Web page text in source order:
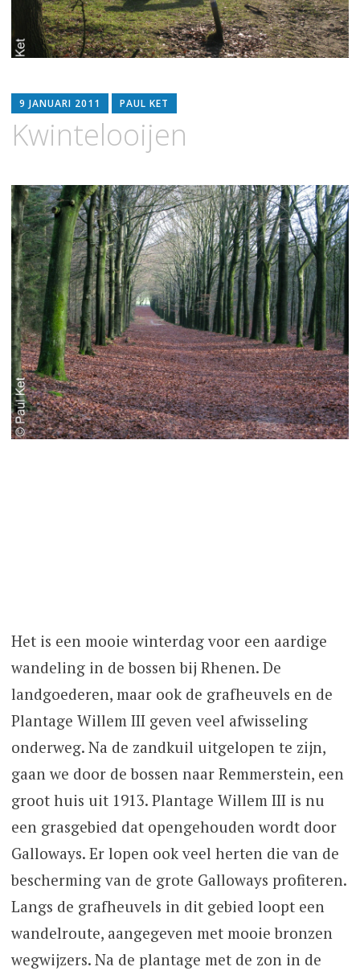
9 JANUARI 2011 PAUL KET
Kwintelooijen
Het is een mooie winterdag voor een aardige
wandeling in de bossen bij Rhenen. De
landgoederen, maar ook de grafheuvels en de
Plantage Willem III geven veel afwisseling
onderweg. Na de zandkuil uitgelopen te zijn,
gaan we door de bossen naar Remmerstein, een
groot huis uit 1913. Plantage Willem III is nu
een grasgebied dat opengehouden wordt door
Galloways. Er lopen ook veel herten die van de
bescherming van de grote Galloways profiteren.
Langs de grafheuvels in dit gebied loopt een
wandelroute, aangegeven met mooie bronzen
wegwijzers. Na de plantage met de zon in de